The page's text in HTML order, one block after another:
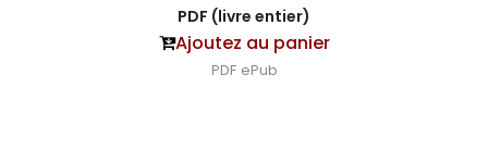
PDF (livre entier)
Ajoutez au panier
PDF ePub